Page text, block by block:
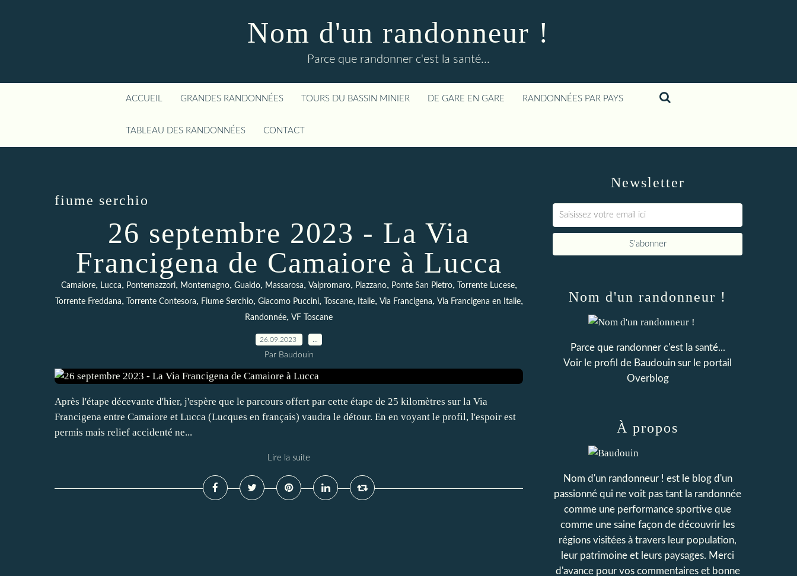
Nom d'un randonneur !
Parce que randonner c'est la santé...
ACCUEIL GRANDES RANDONNÉES TOURS DU BASSIN MINIER DE GARE EN GARE RANDONNÉES PAR PAYS
TABLEAU DES RANDONNÉES CONTACT
fiume serchio
26 septembre 2023 - La Via
Francigena de Camaiore à Lucca
Camaiore, Lucca, Pontemazzori, Montemagno, Gualdo, Massarosa, Valpromaro, Piazzano, Ponte San Pietro, Torrente Lucese,
Torrente Freddana, Torrente Contesora, Fiume Serchio, Giacomo Puccini, Toscane, Italie, Via Francigena, Via Francigena en Italie,
Randonnée, VF Toscane
26.09.2023
Par Baudouin
Après l'étape décevante d'hier, j'espère que le parcours offert par cette étape de 25 kilomètres sur la Via
Francigena entre Camaiore et Lucca (Lucques en français) vaudra le détour. En en voyant le profil, l'espoir est
permis mais relief accidenté ne...
Lire la suite
Newsletter
Nom d'un randonneur !
Parce que randonner c'est la santé...
Voir le profil de Baudouin sur le portail
Overblog
À propos
Nom d'un randonneur ! est le blog d'un
passionné qui ne voit pas tant la randonnée
comme une performance sportive que
comme une saine façon de découvrir les
régions visitées à travers leur population,
leur patrimoine et leurs paysages. Merci
d'avance pour vos commentaires et bonne